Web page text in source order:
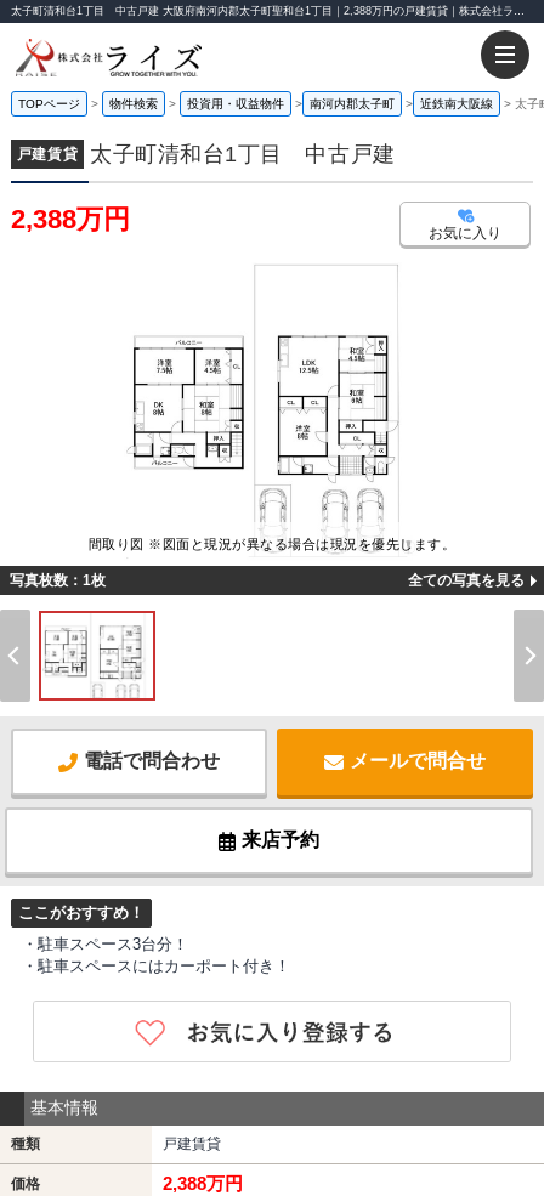
太子町清和台1丁目 中古戸建 大阪府南河内郡太子町聖和台1丁目｜2,388万円の戸建賃貸｜株式会社ライズ
TOPページ 物件検索 投資用・収益物件 南河内郡太子町 近鉄南大阪線 太子
戸建賃貸 太子町清和台1丁目 中古戸建
2,388万円 お気に入り
間取り図 ※図面と現況が異なる場合は現況を優先します。
写真枚数：1枚 全ての写真を見る
電話で問合わせ メールで問合せ
来店予約
ここがおすすめ！
・駐車スペース3台分！
・駐車スペースにはカーポート付き！
基本情報
種類 戸建賃貸
価格 2,388万円